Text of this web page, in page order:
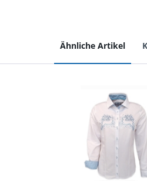
Ähnliche Artikel